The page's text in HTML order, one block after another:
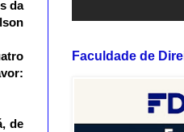
da
de
Faculdade de